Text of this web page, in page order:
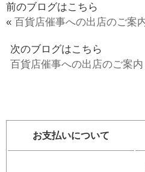
前のブログはこちら
« 百貨店催事への出店のご案
次のブログはこちら
百貨店催事への出店のご案内
お支払いについて